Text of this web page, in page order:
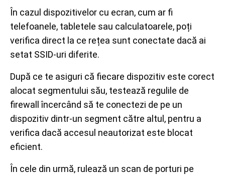
În cazul dispozitivelor cu ecran, cum ar fi
telefoanele, tabletele sau calculatoarele, poți
verifica direct la ce rețea sunt conectate dacă ai
setat SSID-uri diferite.
După ce te asiguri că fiecare dispozitiv este corect
alocat segmentului său, testează regulile de
firewall încercând să te conectezi de pe un
dispozitiv dintr-un segment către altul, pentru a
verifica dacă accesul neautorizat este blocat
eficient.
În cele din urmă, rulează un scan de porturi pe